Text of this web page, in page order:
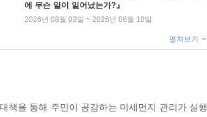
에 무슨 일이 일어났는가?』
2026년 08월 03일 ~ 2026년 08월 10일
펼쳐보기
책을 통해 주민이 공감하는 미세먼지 관리가 실행